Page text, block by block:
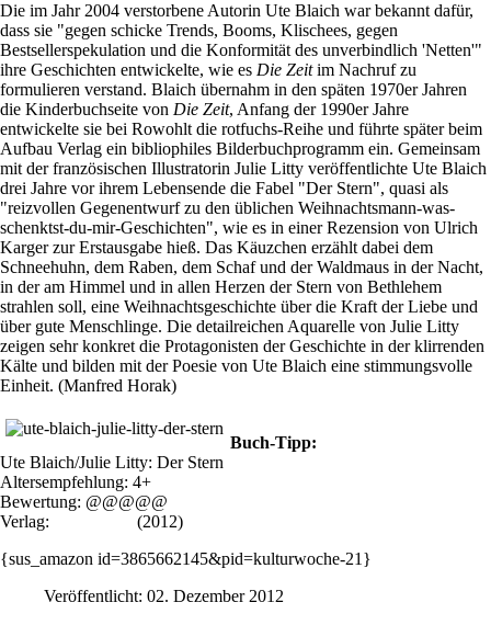
Die im Jahr 2004 verstorbene Autorin Ute Blaich war bekannt dafür,
dass sie "gegen schicke Trends, Booms, Klischees, gegen
Bestsellerspekulation und die Konformität des unverbindlich 'Netten'"
ihre Geschichten entwickelte, wie es Die Zeitim Nachruf zu
formulieren verstand. Blaich übernahm in den späten 1970er Jahren
die Kinderbuchseite von Die Zeit, Anfang der 1990er Jahre
entwickelte sie bei Rowohlt die rotfuchs-Reihe und führte später beim
Aufbau Verlag ein bibliophiles Bilderbuchprogramm ein. Gemeinsam
mit der französischen Illustratorin Julie Litty veröffentlichte Ute Blaich
drei Jahre vor ihrem Lebensende die Fabel "Der Stern", quasi als
"reizvollen Gegenentwurf zu den üblichen Weihnachtsmann-was-
schenktst-du-mir-Geschichten", wie es in einer Rezension von Ulrich
Karger zur Erstausgabe hieß. Das Käuzchen erzählt dabei dem
Schneehuhn, dem Raben, dem Schaf und der Waldmaus in der Nacht,
in der am Himmel und in allen Herzen der Stern von Bethlehem
strahlen soll, eine Weihnachtsgeschichte über die Kraft der Liebe und
über gute Menschlinge. Die detailreichen Aquarelle von Julie Litty
zeigen sehr konkret die Protagonisten der Geschichte in der klirrenden
Kälte und bilden mit der Poesie von Ute Blaich eine stimmungsvolle
Einheit. (Manfred Horak)
Buch-Tipp:
Ute Blaich/Julie Litty: Der Stern
Altersempfehlung: 4+
Bewertung: @@@@@
Verlag:
(2012)
{sus_amazon id=3865662145&pid=kulturwoche-21}
Veröffentlicht: 02. Dezember 2012